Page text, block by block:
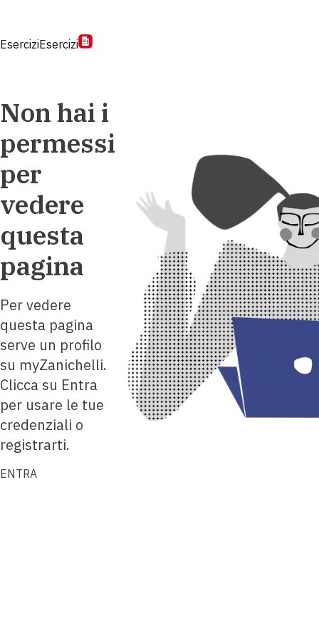
EserciziEsercizi
Non hai i
permessi
per
vedere
questa
pagina
Per vedere
questa pagina
serve un profilo
su myZanichelli.
Clicca su Entra
per usare le tue
credenziali o
registrarti.
ENTRA